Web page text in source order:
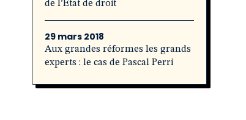
de l’État de droit
29 mars 2018
Aux grandes réformes les grands
experts : le cas de Pascal Perri